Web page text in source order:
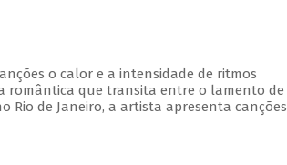
o calor e a intensidade de ritmos
romântica que transita entre o lamento de
Rio de Janeiro, a artista apresenta canções